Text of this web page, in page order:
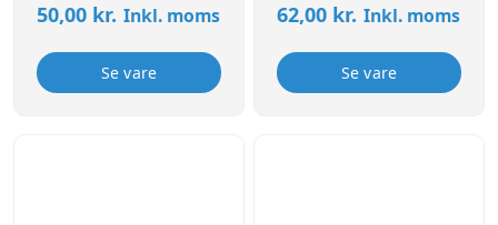
50,00 kr. Inkl. moms
Se vare
62,00 kr. Inkl. moms
Se vare